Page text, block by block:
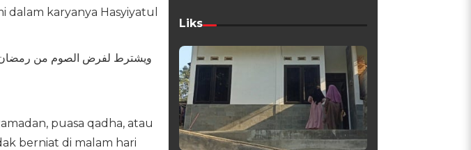
karyanya Hasyiyatul
ويشترط لفرض الصوم من رمضان أو
puasa qadha, atau
berniat di malam hari
Liks